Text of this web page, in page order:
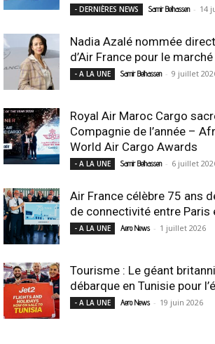
- DERNIÈRES NEWS Samir Belhassen - 14
Nadia Azalé nommée
d’Air France pour le
- A LA UNE Samir Belhassen - 9 juillet
Royal Air Maroc Cargo
Compagnie de l’année –
World Air Cargo Awards
- A LA UNE Samir Belhassen - 6 juillet
Air France célèbre 75 ans
de connectivité entre Paris
- A LA UNE Aero News - 1 juillet 2026
Tourisme : Le géant
débarque en Tunisie pour
- A LA UNE Aero News - 19 juin 2026